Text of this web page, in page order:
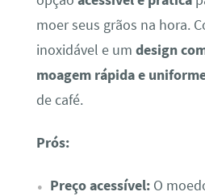
moer seus grãos na hora.
inoxidável e um design
moagem rápida e
de café.
Prós:
Preço acessível:O